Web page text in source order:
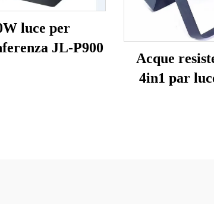
luce per
JL-P900
Acque
4in1 par